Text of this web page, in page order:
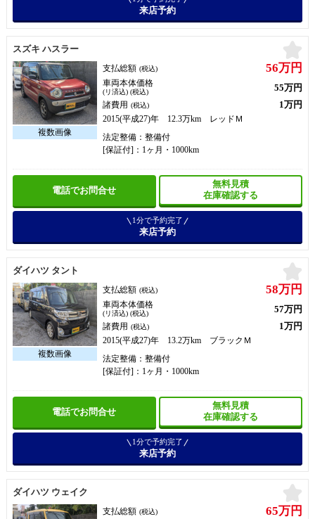
来店予約
スズキ ハスラー
支払総額 (税込) 56万円
車両本体価格
(リ済込) (税込) 55万円
諸費用 (税込) 1万円
2015(平成27)年 12.3万km レッドＭ
法定整備：整備付
[保証付]：1ヶ月・1000km
電話でお問合せ
無料見積
在庫確認する
1分で予約完了
来店予約
ダイハツ タント
支払総額 (税込) 58万円
車両本体価格
(リ済込) (税込) 57万円
諸費用 (税込) 1万円
2015(平成27)年 13.2万km ブラックＭ
法定整備：整備付
[保証付]：1ヶ月・1000km
電話でお問合せ
無料見積
在庫確認する
1分で予約完了
来店予約
ダイハツ ウェイク
支払総額 (税込) 65万円